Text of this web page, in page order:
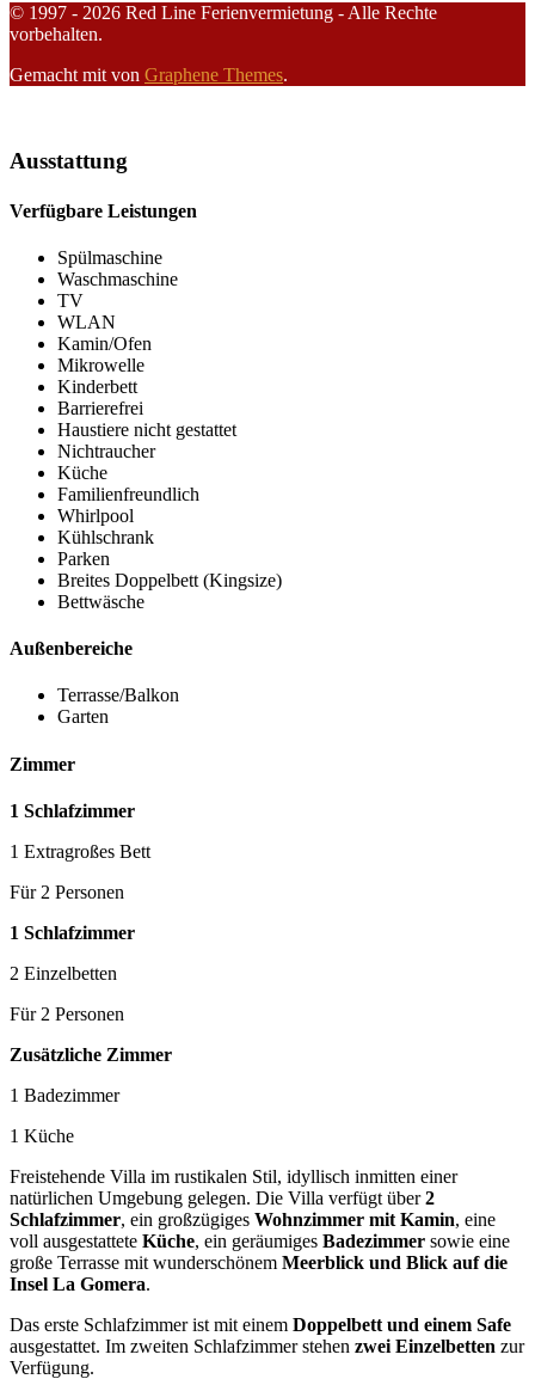
© 1997 - 2026 Red Line Ferienvermietung - Alle Rechte
vorbehalten.
Gemacht mit von Graphene Themes.
Ausstattung
Verfügbare Leistungen
Spülmaschine
Waschmaschine
TV
WLAN
Kamin/Ofen
Mikrowelle
Kinderbett
Barrierefrei
Haustiere nicht gestattet
Nichtraucher
Küche
Familienfreundlich
Whirlpool
Kühlschrank
Parken
Breites Doppelbett (Kingsize)
Bettwäsche
Außenbereiche
Terrasse/Balkon
Garten
Zimmer
1 Schlafzimmer
1 Extragroßes Bett
Für 2 Personen
1 Schlafzimmer
2 Einzelbetten
Für 2 Personen
Zusätzliche Zimmer
1 Badezimmer
1 Küche
Freistehende Villa im rustikalen Stil, idyllisch inmitten einer
natürlichen Umgebung gelegen. Die Villa verfügt über2
Schlafzimmer, ein großzügiges Wohnzimmer mit Kamin, eine
voll ausgestattete Küche, ein geräumiges Badezimmer sowie eine
große Terrasse mit wunderschönem Meerblick und Blick auf die
Insel La Gomera.
Das erste Schlafzimmer ist mit einem Doppelbett und einem Safe
ausgestattet. Im zweiten Schlafzimmer stehen zwei Einzelbetten zur
Verfügung.